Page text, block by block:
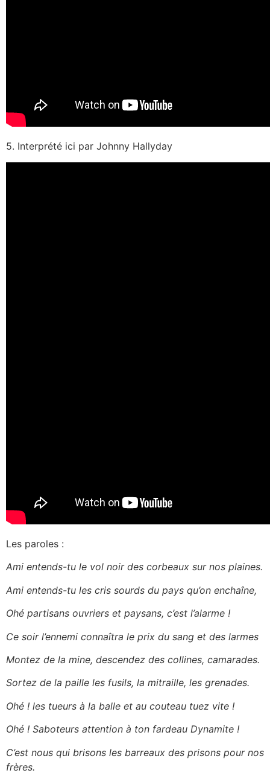
5. Interprété ici par Johnny Hallyday
Les paroles :
Ami entends-tu le vol noir des corbeaux sur nos plaines.
Ami entends-tu les cris sourds du pays qu’on enchaîne,
Ohé partisans ouvriers et paysans, c’est l’alarme !
Ce soir l’ennemi connaîtra le prix du sang et des larmes
Montez de la mine, descendez des collines, camarades.
Sortez de la paille les fusils, la mitraille, les grenades.
Ohé ! les tueurs à la balle et au couteau tuez vite !
Ohé ! Saboteurs attention à ton fardeau Dynamite !
C’est nous qui brisons les barreaux des prisons pour nos
frères.